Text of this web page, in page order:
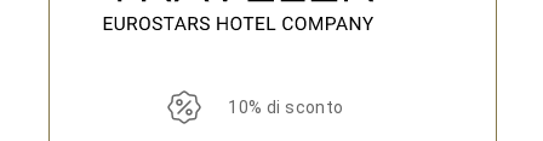
10% di sconto